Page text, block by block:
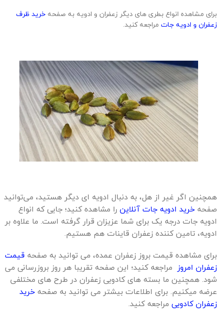
برای مشاهده انواع بطری های دیگر زعفران و ادویه به صفحه خرید ظرف
زعفران و ادویه جات مراجعه کنید.
همچنین اگر غیر از هل، به دنبال ادویه ای دیگر هستید، می‌توانید
صفحه خرید ادویه جات آنلاین را مشاهده کنید؛ جایی که انواع
ادویه جات درجه یک برای شما عزیزان قرار گرفته است. ما علاوه بر
ادویه، تامین کننده زعفران قاینات هم هستیم.
برای مشاهده قیمت بروز زعفران عمده، می توانید به صفحه قیمت
زعفران امروز
مراجعه کنید؛ این صفحه تقریبا هر روز بروزرسانی می
شود. همچنین ما بسته های کادویی زعفران در طرح های مختلفی
عرضه میکنیم. برای اطلاعات بیشتر می توانید به صفحه خرید
زعفران کادویی مراجعه کنید.